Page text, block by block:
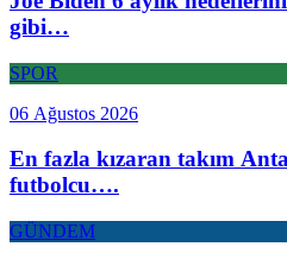
gibi…
SPOR
06 Ağustos 2026
En fazla kızaran takım
futbolcu….
GÜNDEM